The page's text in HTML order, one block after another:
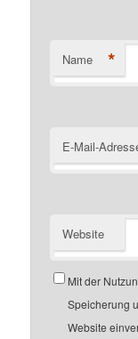
Name *
E-Mail-
Website
Mit der
Speicherung
Website